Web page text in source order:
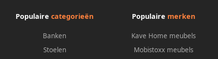
Populaire categorieën
Banken
Stoelen
Populaire merken
Kave Home meubels
Mobistoxx meubels